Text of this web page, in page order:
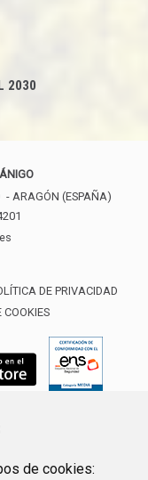
de cookies:
2030
- ARAGÓN (ESPAÑA)
DE PRIVACIDAD
COOKIES